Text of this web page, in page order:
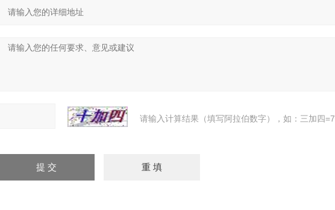
请输入计算结果（填写阿拉伯数字），如：三加四=7